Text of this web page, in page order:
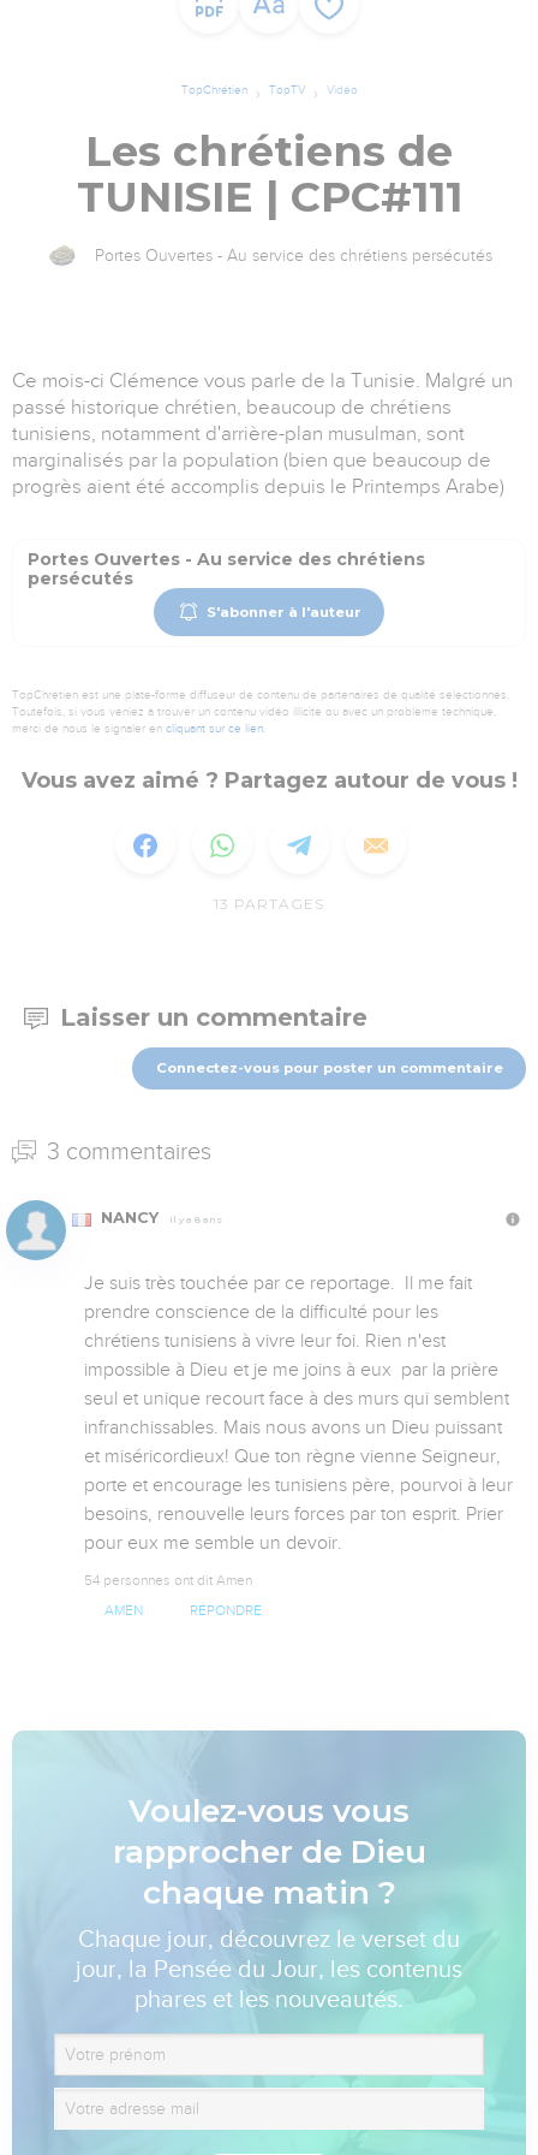
TopChrétien TopTV Vidéo
Les chrétiens de
TUNISIE | CPC#111
Portes Ouvertes - Au service des chrétiens persécutés
Ce mois-ci Clémence vous parle de la Tunisie. Malgré un
passé historique chrétien, beaucoup de chrétiens
tunisiens, notamment d'arrière-plan musulman, sont
marginalisés par la population (bien que beaucoup de
progrès aient été accomplis depuis le Printemps Arabe)
Portes Ouvertes - Au service des chrétiens
persécutés
S'abonner à l'auteur
TopChrétien est une plate-forme diffuseur de contenu de partenaires de qualité sélectionnés.
Toutefois, si vous veniez à trouver un contenu vidéo illicite ou avec un problème technique,
merci de nous le signaler en cliquant sur ce lien.
Vous avez aimé ? Partagez autour de vous !
13 PARTAGES
Laisser un commentaire
Connectez-vous pour poster un commentaire
3 commentaires
NANCY Il y a 8 ans
Je suis très touchée par ce reportage.  Il me fait
prendre conscience de la difficulté pour les
chrétiens tunisiens à vivre leur foi. Rien n'est
impossible à Dieu et je me joins à eux  par la prière
seul et unique recourt face à des murs qui semblent
infranchissables. Mais nous avons un Dieu puissant
et miséricordieux! Que ton règne vienne Seigneur,
porte et encourage les tunisiens père, pourvoi à leur
besoins, renouvelle leurs forces par ton esprit. Prier
pour eux me semble un devoir.
54 personnes ont dit Amen
AMEN RÉPONDRE
Voulez-vous vous
rapprocher de Dieu
chaque matin ?
Chaque jour, découvrez le verset du
jour, la Pensée du Jour, les contenus
phares et les nouveautés.